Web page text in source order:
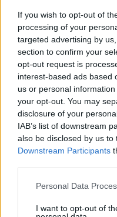
If you wish to opt-out of
processing of your
targeted advertising by
section to confirm your
opt-out request is
interest-based ads based
us or personal
your opt-out. You may
disclosure of your
IAB’s list of downstream
also be disclosed by us to
Downstream Participants
Please note that this
not limited to your visit or
Personal Data
I want to opt-out of
Kimaradt az
cselekménybonyolító
kevéssé ügyes női
szó-onanizálások
Az egykori
fejezetét a mitológia-
díszleteivel
részletes leírását
nemiséget, a
állítja középpontba.
másfél évszázada
Iglódi István